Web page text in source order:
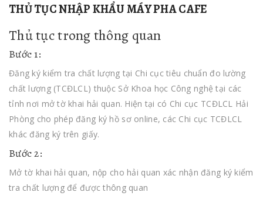
THỦ TỤC NHẬP KHẨU MÁY PHA CAFE
Thủ tục trong thông quan
Bước 1:
Đăng ký kiểm tra chất lượng tại Chi cục tiêu chuẩn đo lường
chất lượng (TCĐLCL) thuộc Sở Khoa học Công nghệ tại các
tỉnh nơi mở tờ khai hải quan. Hiện tại có Chi cục TCĐLCL Hải
Phòng cho phép đăng ký hồ sơ online, các Chi cục TCĐLCL
khác đăng ký trên giấy.
Bước 2:
Mở tờ khai hải quan, nộp cho hải quan xác nhận đăng ký kiểm
tra chất lượng để được thông quan